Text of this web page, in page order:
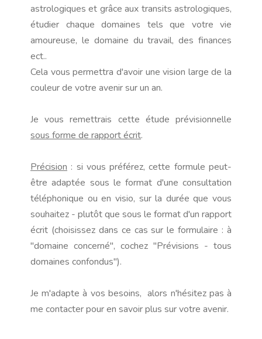
astrologiques et grâce aux transits astrologiques,
étudier chaque domaines tels que votre vie
amoureuse, le domaine du travail, des finances
ect..
Cela vous permettra d'avoir une vision large de la
couleur de votre avenir sur un an.
Je vous remettrais cette étude prévisionnelle
sous forme de rapport écrit.
Précision : si vous préférez, cette formule peut-
être adaptée sous le format d'une consultation
téléphonique ou en visio, sur la durée que vous
souhaitez - plutôt que sous le format d'un rapport
écrit (choisissez dans ce cas sur le formulaire : à
"domaine concerné", cochez "Prévisions - tous
domaines confondus").
Je m'adapte à vos besoins, alors n'hésitez pas à
me contacter pour en savoir plus sur votre avenir.